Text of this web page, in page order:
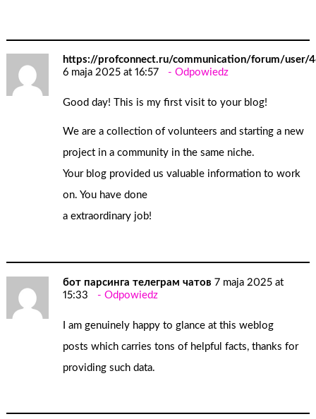
https://profconnect.ru/communication/forum/user/
6 maja 2025 at 16:57
Odpowiedz
Good day! This is my first visit to your blog!
We are a collection of volunteers and starting a new
project in a community in the same niche.
Your blog provided us valuable information to work
on. You have done
a extraordinary job!
бот парсинга телеграм чатов 7 maja 2025 at
15:33
Odpowiedz
I am genuinely happy to glance at this weblog
posts which carries tons of helpful facts, thanks for
providing such data.